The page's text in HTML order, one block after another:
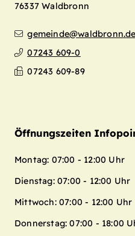
76337 Waldbronn
gemeinde@waldbronn.de
07243 609-0
07243 609-89
Öffnungszeiten
Montag: 07:00 - 12:00 Uhr
Dienstag: 07:00 - 12:00 Uhr
Mittwoch: 07:00 - 12:00 Uhr
Donnerstag: 07:00 - 18:00